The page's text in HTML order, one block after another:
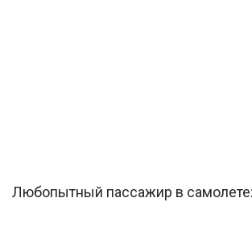
Любопытный пассажир в самолете: